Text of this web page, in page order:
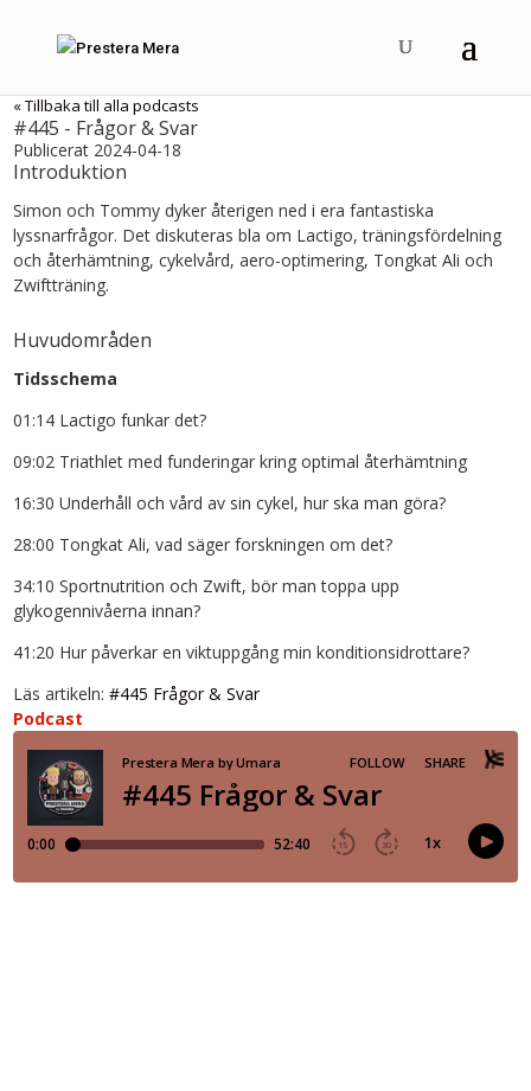
« Tillbaka till alla podcasts
#445 - Frågor & Svar
Publicerat 2024-04-18
Introduktion
Simon och Tommy dyker återigen ned i era fantastiska
lyssnarfrågor. Det diskuteras bla om Lactigo, träningsfördelning
och återhämtning, cykelvård, aero-optimering, Tongkat Ali och
Zwiftträning.
Huvudområden
Tidsschema
01:14 Lactigo funkar det?
09:02 Triathlet med funderingar kring optimal återhämtning
16:30 Underhåll och vård av sin cykel, hur ska man göra?
28:00 Tongkat Ali, vad säger forskningen om det?
34:10 Sportnutrition och Zwift, bör man toppa upp
glykogennivåerna innan?
41:20 Hur påverkar en viktuppgång min konditionsidrottare?
Läs artikeln:#445 Frågor & Svar
Podcast